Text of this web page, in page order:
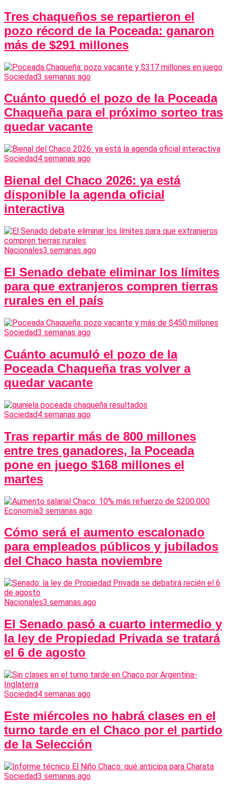
Tres chaqueños se repartieron el
pozo récord de la Poceada: ganaron
más de $291 millones
Sociedad3 semanas ago
Cuánto quedó el pozo de la Poceada
Chaqueña para el próximo sorteo tras
quedar vacante
Sociedad4 semanas ago
Bienal del Chaco 2026: ya está
disponible la agenda oficial
interactiva
Nacionales3 semanas ago
El Senado debate eliminar los límites
para que extranjeros compren tierras
rurales en el país
Sociedad3 semanas ago
Cuánto acumuló el pozo de la
Poceada Chaqueña tras volver a
quedar vacante
Sociedad4 semanas ago
Tras repartir más de 800 millones
entre tres ganadores, la Poceada
pone en juego $168 millones el
martes
Economía3 semanas ago
Cómo será el aumento escalonado
para empleados públicos y jubilados
del Chaco hasta noviembre
Nacionales3 semanas ago
El Senado pasó a cuarto intermedio y
la ley de Propiedad Privada se tratará
el 6 de agosto
Sociedad4 semanas ago
Este miércoles no habrá clases en el
turno tarde en el Chaco por el partido
de la Selección
Sociedad3 semanas ago